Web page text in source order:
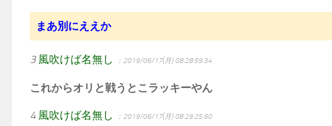
まあ別にええか
3 風吹けば名無し ：2019/06/17(月) 08:28:59.34
これからオリと戦うとこラッキーやん
4 風吹けば名無し ：2019/06/17(月) 08:29:25.60